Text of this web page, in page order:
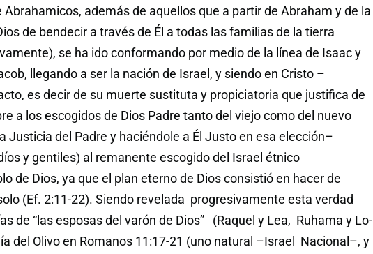
Abrahamicos, además de aquellos que a partir de Abraham y de la
de bendecir a través de Él a todas las familias de la tierra
se ha ido conformando por medio de la línea de Isaac y
llegando a ser la nación de Israel, y siendo en Cristo –
es decir de su muerte sustituta y propiciatoria que justifica de
a los escogidos de Dios Padre tanto del viejo como del nuevo
Justicia del Padre y haciéndole a Él Justo en esa elección–
y gentiles) al remanente escogido del Israel étnico
de Dios, ya que el plan eterno de Dios consistió en hacer de
(Ef. 2:11-22). Siendo revelada progresivamente esta verdad
de “las esposas del varón de Dios” (Raquel y Lea, Ruhama y Lo-
del Olivo en Romanos 11:17-21 (uno natural –Israel Nacional–, y